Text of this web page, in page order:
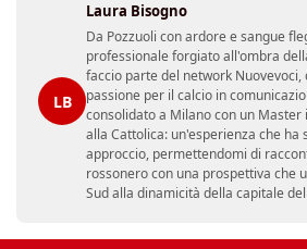
LB
Laura Bisogno
Da Pozzuoli con ardore e sangue
professionale forgiato all'ombra
faccio parte del network
passione per il calcio in
consolidato a Milano con un
alla Cattolica: un'esperienza che ha
approccio, permettendomi di
rossonero con una prospettiva che
Sud alla dinamicità della capitale